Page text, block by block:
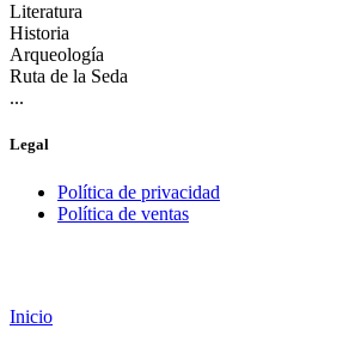
Literatura
Historia
Arqueología
Ruta de la Seda
...
Legal
Política de privacidad
Política de ventas
Inicio